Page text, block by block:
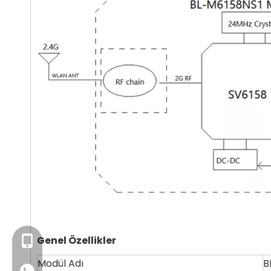
Genel Özellikler
Modül Adı
+86- 13923714138